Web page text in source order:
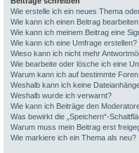
Wie erstelle ich ein neues Thema
Wie kann ich einen Beitrag
Wie kann ich meinem Beitrag eine
Wie kann ich eine Umfrage erstellen?
Wieso kann ich nicht mehr
Wie bearbeite oder lösche ich eine
Warum kann ich auf bestimmte
Weshalb kann ich keine
Weshalb wurde ich verwarnt?
Wie kann ich Beiträge den
Was bewirkt die „Speichern“-
Warum muss mein Beitrag erst
Wie markiere ich ein Thema als neu?